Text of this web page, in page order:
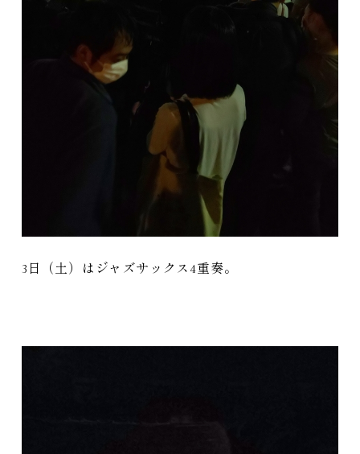
3日（土）はジャズサックス4重奏。